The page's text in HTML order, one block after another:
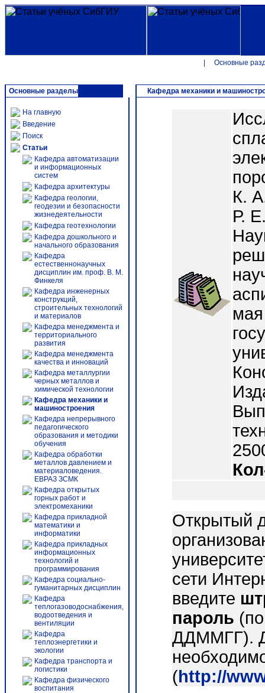
Основные
Основные разделы
На главную
Введение
Поиск
Статьи
Кафедра автоматизации
и информационных
систем
Кафедра архитектуры
Кафедра геологии,
геодезии и безопасности
жизнедеятельности
Кафедра геотехнологии
Кафедра дошкольного и
начального образования
Кафедра
естественнонаучных
дисциплин им. проф. В. М.
Финкеля
Кафедра инженерных
конструкций,
строительных технологий
и материалов
Кафедра менеджмента и
территориального
развития
Кафедра менеджмента
качества и инноваций
Кафедра металлургии
черных металлов и
химической технологии
Кафедра механики и
машиностроения
Кафедра непрерывного
педагогического
образования и методики
обучения
Кафедра обработки
металлов давлением и
материаловедения.
ЕВРАЗ ЗСМК
Кафедра открытых
горных работ и
электромеханики
Кафедра прикладной
математики и
информатики
Кафедра прикладных
информационных
технологий и
программирования
Кафедра социально-
гуманитарных дисциплин
Кафедра
теплогазоводоснабжения,
водоотведения и
вентиляции
Кафедра
теплоэнергетики и
экологии
Кафедра транспорта и
логистики
Кафедра физического
воспитания
Кафедра механики и
К.
Р.
Открытый
сети
введите
пароль
ДДММГГ).
(http://